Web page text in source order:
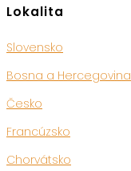
Lokalita
Slovensko
Bosna a Hercegovina
Česko
Francúzsko
Chorvátsko